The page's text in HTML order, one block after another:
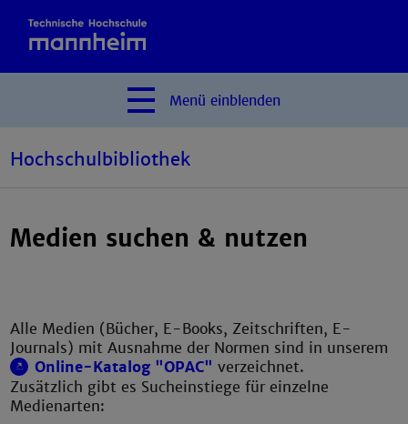
Menü einblenden
Hochschulbibliothek
Medien suchen & nutzen
Alle Medien (Bücher, E-Books, Zeitschriften, E-
Journals) mit Ausnahme der Normen sind in unserem
Online-Katalog "OPAC" verzeichnet.
Zusätzlich gibt es Sucheinstiege für einzelne
Medienarten: